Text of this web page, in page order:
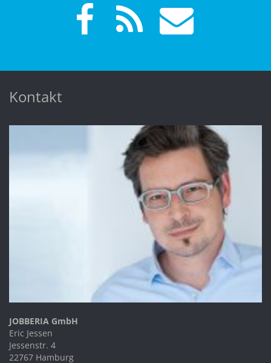
Kontakt
JOBBERIA GmbH
Eric Jessen
Jessenstr. 4
22767 Hamburg